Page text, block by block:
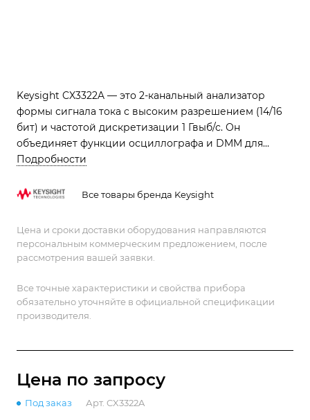
Keysight CX3322A — это 2-канальный анализатор
формы сигнала тока с высоким разрешением (14/16
бит) и частотой дискретизации 1 Гвыб/с. Он
объединяет функции осциллографа и DMM для
точного анализа динамического потребления
Подробности
Все товары бренда Keysight
Цена и сроки доставки оборудования направляются
персональным коммерческим предложением, после
рассмотрения вашей заявки.
Все точные характеристики и свойства прибора
обязательно уточняйте в официальной спецификации
производителя.
Цена по запросу
Под заказ Арт. CX3322A